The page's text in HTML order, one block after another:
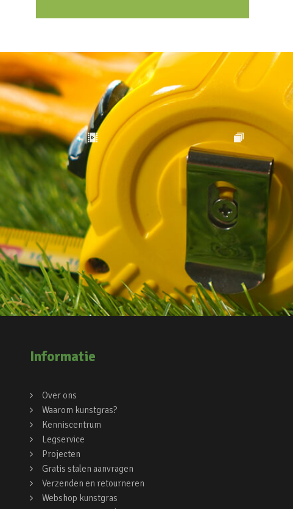
Informatie
Over ons
Waarom kunstgras?
Kenniscentrum
Legservice
Projecten
Gratis stalen aanvragen
Verzenden en retourneren
Webshop kunstgras